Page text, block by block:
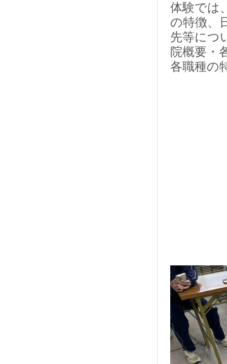
体験では
の特徴、
先等につ
院概要・
各職種の